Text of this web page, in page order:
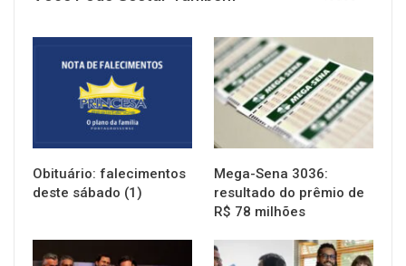
Obituário: falecimentos
deste sábado (1)
NOTÍCIAS
Mega-Sena 3036:
resultado do prêmio de
R$ 78 milhões
NOTÍCIAS NOTÍCIAS